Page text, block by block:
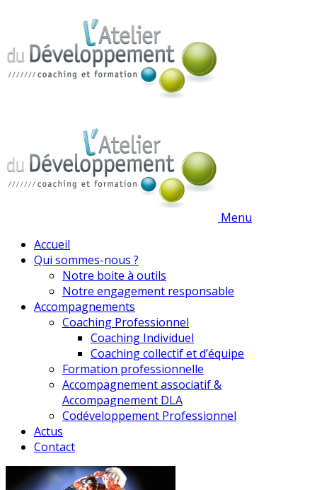
Menu
Accueil
Qui sommes-nous ?
Notre boite à outils
Notre engagement responsable
Accompagnements
Coaching Professionnel
Coaching Individuel
Coaching collectif et d’équipe
Formation professionnelle
Accompagnement associatif &
Accompagnement DLA
Codéveloppement Professionnel
Actus
Contact